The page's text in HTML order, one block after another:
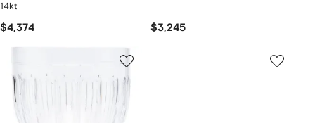
14kt
$4,374 $3,245